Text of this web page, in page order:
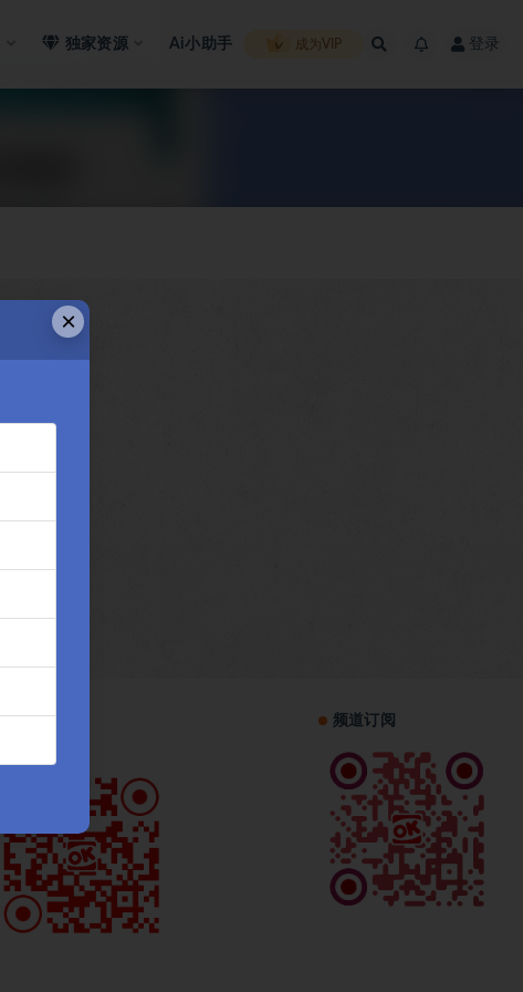
独家资源 Ai小助手 成为VIP 登录
手机访问 频道订阅
×